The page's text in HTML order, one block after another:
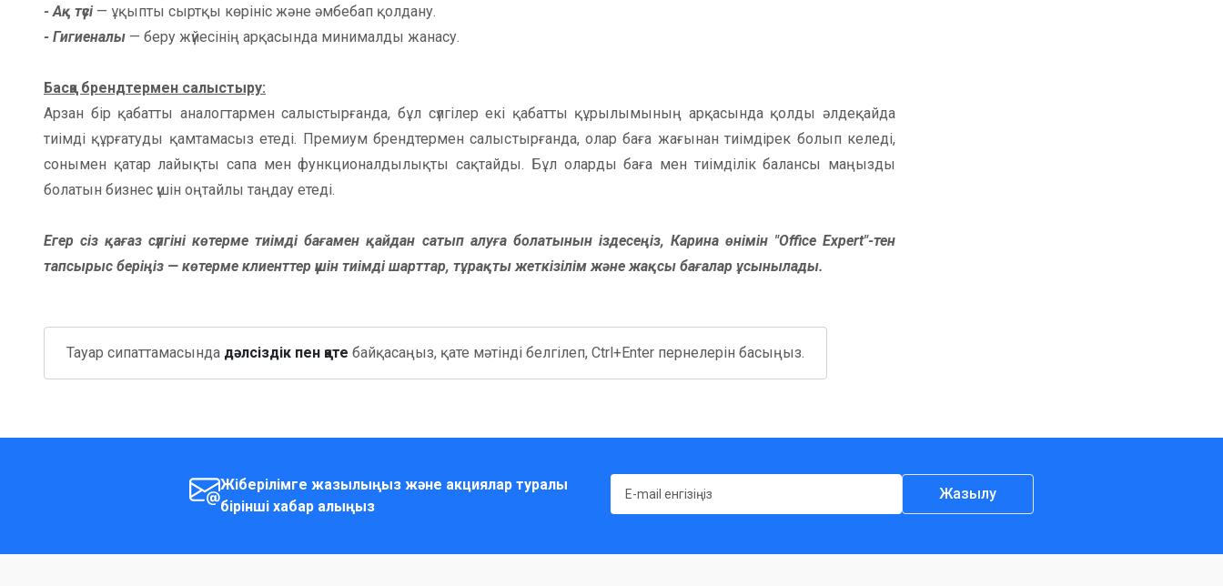
- Ақ түсі— ұқыпты сыртқы көрініс және әмбебап қолдану.
- Гигиеналы — беру жүйесінің арқасында минималды жанасу.
Басқа брендтермен салыстыру:
Арзан бір қабатты аналогтармен салыстырғанда, бұл сүлгілер екі қабатты құрылымының арқасында қолды әлдеқайда
тиімді құрғатуды қамтамасыз етеді. Премиум брендтермен салыстырғанда, олар баға жағынан тиімдірек болып келеді,
сонымен қатар лайықты сапа мен функционалдылықты сақтайды. Бұл оларды баға мен тиімділік балансы маңызды
болатын бизнес үшін оңтайлы таңдау етеді.
Егер сіз қағаз сүлгіні көтерме тиімді бағамен қайдан сатып алуға болатынын іздесеңіз, Карина өнімін "Office Expert"-тен
тапсырыс беріңіз — көтерме клиенттер үшін тиімді шарттар, тұрақты жеткізілім және жақсы бағалар ұсынылады.
Тауар сипаттамасында дәлсіздік пен қате байқасаңыз, қате мәтінді белгілеп, Ctrl+Enter пернелерін басыңыз.
Жіберілімге жазылыңыз және акциялар туралы
бірінші хабар алыңыз
Жазылу